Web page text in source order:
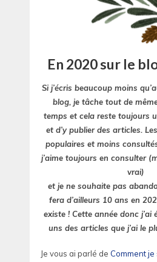
En 2020 sur le
Si j’écris beaucoup moins
blog, je tâche tout de
temps et cela reste toujours
et d’y publier des articles.
populaires et moins
j’aime toujours en consulter
vrai)
et je ne souhaite pas
fera d’ailleurs 10 ans en
existe ! Cette année donc j’ai
uns des articles que j’ai le
Je vous ai parlé de Comment